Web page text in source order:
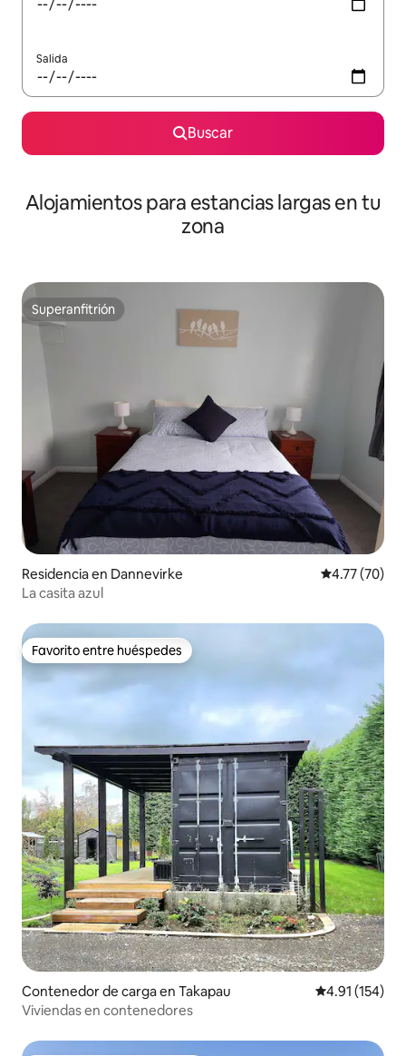
Salida
Buscar
Alojamientos para estancias largas en tu
zona
Superanfitrión
Superanfitrión
Residencia en Dannevirke Calificación
4.77 (70)
La casita azul
Favorito entre huéspedes
Favorito entre huéspedes
Contenedor de carga en Takapau Calificación
4.91 (154)
Viviendas en contenedores